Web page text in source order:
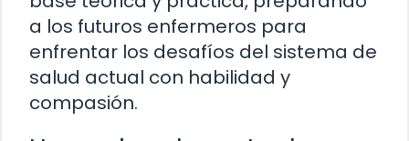
a los futuros enfermeros para
enfrentar los desafíos del sistema de
salud actual con habilidad y
compasión.